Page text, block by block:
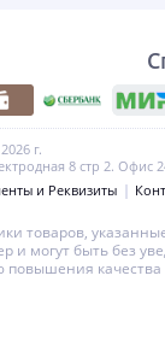
г.
8 стр 2. Офис
и Реквизиты
товаров,
и могут быть без
повышения